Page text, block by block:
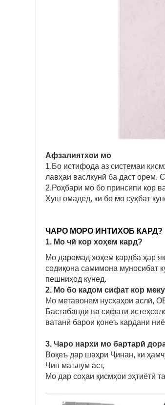
Афзалиятхои мо
1.Бо истифода аз системаи
лавҳаи васлкунӣ ба даст орем.
2.Роҳбари мо бо принсипи кор
Хуш омадед, ки бо мо сӯҳбат
ЧАРО МОРО ИНТИХОБ КАРД?
1. Мо чӣ кор хоҳем кард?
Мо даромад хоҳем кардба ҳар
содиқона самимона муносибат
пешниҳод кунед.
2. Мо бо кадом сифат кор
Мо метавонем нусхаҳои аслӣ,
Бастабандӣ ва сифати
ватанӣ барои қонеъ кардани
3. Чаро нархи мо бартарӣ
Воқеъ дар шаҳри Ҷинан, ки
Чин маълум аст,
Мо дар соҳаи қисмҳои эҳтиётӣ